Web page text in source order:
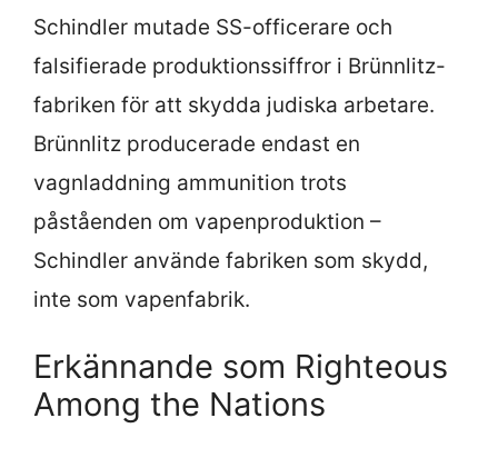
Schindler mutade SS-officerare och
falsifierade produktionssiffror i Brünnlitz-
fabriken för att skydda judiska arbetare.
Brünnlitz producerade endast en
vagnladdning ammunition trots
påståenden om vapenproduktion –
Schindler använde fabriken som skydd,
inte som vapenfabrik.
Erkännande som Righteous
Among the Nations